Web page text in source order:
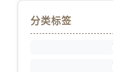
分类标签